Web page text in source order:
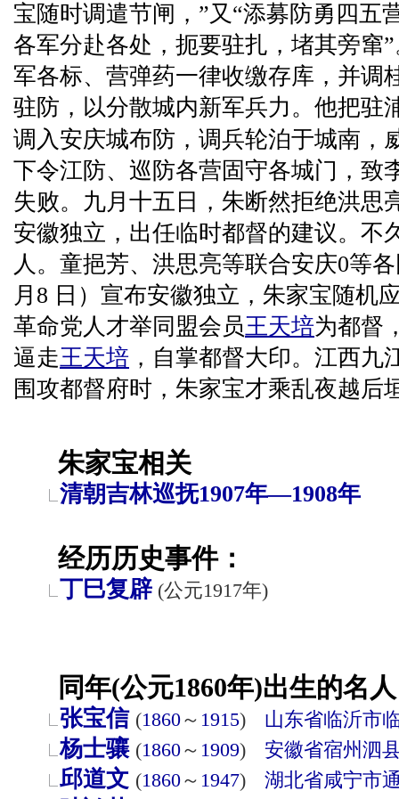
宝随时调遣节闸，”又“添募防勇四五
各军分赴各处，扼要驻扎，堵其旁窜
军各标、营弹药一律收缴存库，并调
驻防，以分散城内新军兵力。他把驻
调入安庆城布防，调兵轮泊于城南，
下令江防、巡防各营固守各城门，致
失败。九月十五日，朱断然拒绝洪思
安徽独立，出任临时都督的建议。不
人。童挹芳、洪思亮等联合安庆0等
月8 日）宣布安徽独立，朱家宝随机
革命党人才举同盟会员王天培为都督
逼走王天培 ，自掌都督大印。江西
围攻都督府时，朱家宝才乘乱夜越后
朱家宝相关
清朝吉林巡抚1907年—1908年
经历历史事件：
丁巳复辟 (公元1917年)
同年(公元1860年)出生的名
张宝信 (1860～ 1915) 山东省临沂市
杨士骧 (1860～ 1909) 安徽省宿州 泗
邱道文 (1860～ 1947) 湖北省咸宁市